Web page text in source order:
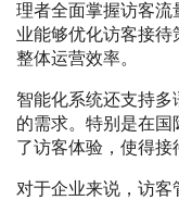
理者全面掌握访客流
业能够优化访客接
整体运营效率。
智能化系统还支持
的需求。特别是在
了访客体验，使得接
对于企业来说，访